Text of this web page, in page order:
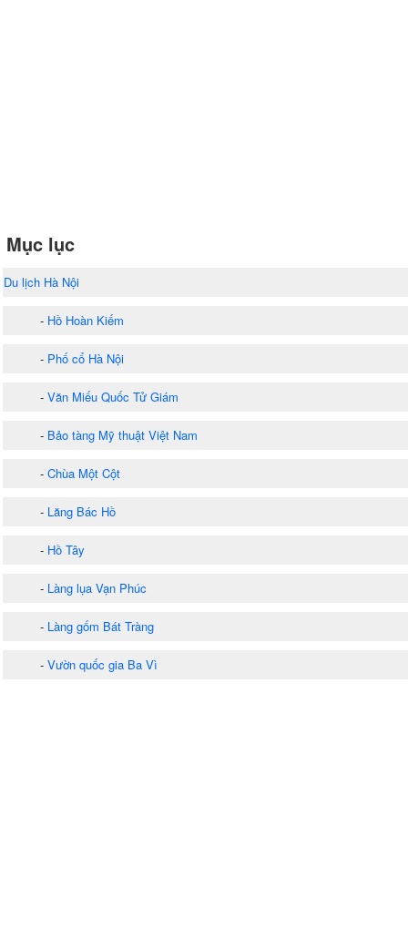
Mục lục
Du lịch Hà Nội
- Hồ Hoàn Kiếm
- Phố cổ Hà Nội
- Văn Miếu Quốc Tử Giám
- Bảo tàng Mỹ thuật Việt Nam
- Chùa Một Cột
- Lăng Bác Hồ
- Hồ Tây
- Làng lụa Vạn Phúc
- Làng gốm Bát Tràng
- Vườn quốc gia Ba Vì